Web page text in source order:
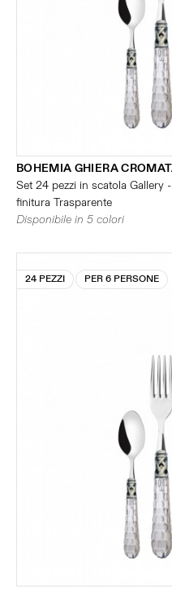
BOHEMIA GHIERA
Set 24 pezzi in scatola Gallery
finitura Trasparente
Disponibile in 5 colori
24 PEZZI PER 6 PERSONE